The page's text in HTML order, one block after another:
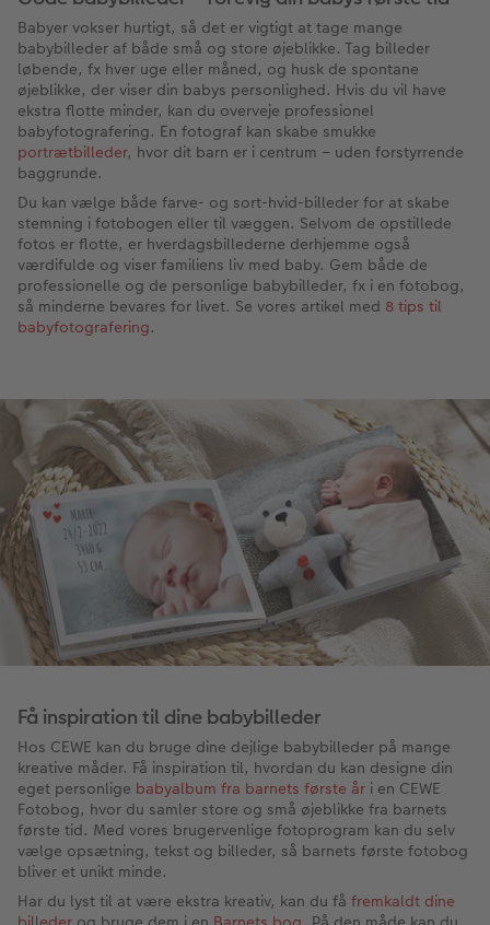
Babyer vokser hurtigt, så det er vigtigt at tage mange
babybilleder af både små og store øjeblikke. Tag billeder
løbende, fx hver uge eller måned, og husk de spontane
øjeblikke, der viser din babys personlighed. Hvis du vil have
ekstra flotte minder, kan du overveje professionel
babyfotografering. En fotograf kan skabe smukke
portrætbilleder, hvor dit barn er i centrum – uden forstyrrende
baggrunde.
Du kan vælge både farve- og sort-hvid-billeder for at skabe
stemning i fotobogen eller til væggen. Selvom de opstillede
fotos er flotte, er hverdagsbillederne derhjemme også
værdifulde og viser familiens liv med baby. Gem både de
professionelle og de personlige babybilleder, fx i en fotobog,
så minderne bevares for livet. Se vores artikel med 8 tips til
babyfotografering.
Få inspiration til dine babybilleder
Hos CEWE kan du bruge dine dejlige babybilleder på mange
kreative måder. Få inspiration til, hvordan du kan designe din
eget personlige babyalbum fra barnets første år i en CEWE
Fotobog, hvor du samler store og små øjeblikke fra barnets
første tid. Med vores brugervenlige fotoprogram kan du selv
vælge opsætning, tekst og billeder, så barnets første fotobog
bliver et unikt minde.
Har du lyst til at være ekstra kreativ, kan du få fremkaldt dine